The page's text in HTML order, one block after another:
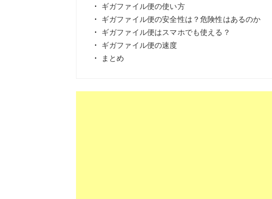
ギガファイル便の使い方
ギガファイル便の安全性は？危険性はあるのか
ギガファイル便はスマホでも使える？
ギガファイル便の速度
まとめ